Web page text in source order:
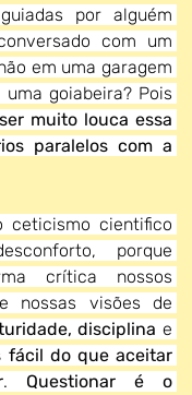
por alguém
com um
em uma garagem
goiabeira? Pois
muito louca essa
paralelos com a
ceticismo cientifico
porque
crítica nossos
nossas visões de
disciplina
fácil do que aceitar
. Questionar é o